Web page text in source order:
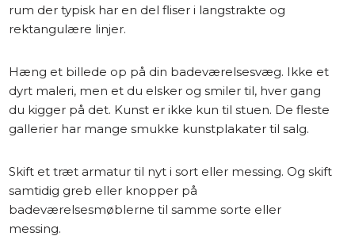
rum der typisk har en del fliser i langstrakte og
rektangulære linjer.
Hæng et billede op på din badeværelsesvæg. Ikke et
dyrt maleri, men et du elsker og smiler til, hver gang
du kigger på det. Kunst er ikke kun til stuen. De fleste
gallerier har mange smukke kunstplakater til salg.
Skift et træt armatur til nyt i sort eller messing. Og skift
samtidig greb eller knopper på
badeværelsesmøblerne til samme sorte eller
messing.